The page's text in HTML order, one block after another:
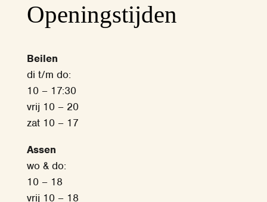
‎Openingstijden
Beilen
di t/m do:
10 – 17:30
vrij 10 – 20
zat 10 – 17
Assen
wo & do:
10 – 18
vrij 10 – 18